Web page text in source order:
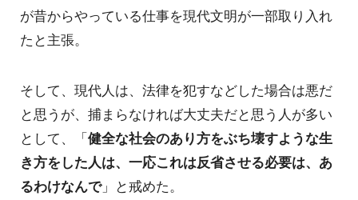
が昔からやっている仕事を現代文明が一部取り入れ
たと主張。
そして、現代人は、法律を犯すなどした場合は悪だ
と思うが、捕まらなければ大丈夫だと思う人が多い
として、「健全な社会のあり方をぶち壊すような生
き方をした人は、一応これは反省させる必要は、あ
るわけなんで」と戒めた。